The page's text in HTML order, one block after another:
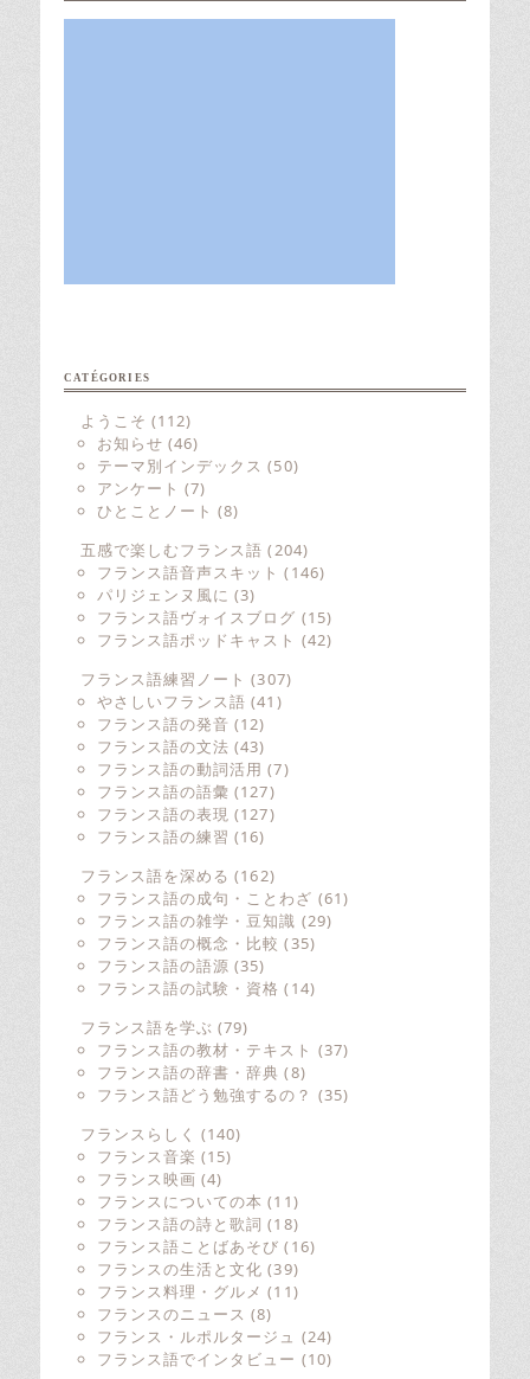
CATÉGORIES
ようこそ (112)
お知らせ (46)
テーマ別インデックス (50)
アンケート (7)
ひとことノート (8)
五感で楽しむフランス語 (204)
フランス語音声スキット (146)
パリジェンヌ風に (3)
フランス語ヴォイスブログ (15)
フランス語ポッドキャスト (42)
フランス語練習ノート (307)
やさしいフランス語 (41)
フランス語の発音 (12)
フランス語の文法 (43)
フランス語の動詞活用 (7)
フランス語の語彙 (127)
フランス語の表現 (127)
フランス語の練習 (16)
フランス語を深める (162)
フランス語の成句・ことわざ (61)
フランス語の雑学・豆知識 (29)
フランス語の概念・比較 (35)
フランス語の語源 (35)
フランス語の試験・資格 (14)
フランス語を学ぶ (79)
フランス語の教材・テキスト (37)
フランス語の辞書・辞典 (8)
フランス語どう勉強するの？ (35)
フランスらしく (140)
フランス音楽 (15)
フランス映画 (4)
フランスについての本 (11)
フランス語の詩と歌詞 (18)
フランス語ことばあそび (16)
フランスの生活と文化 (39)
フランス料理・グルメ (11)
フランスのニュース (8)
フランス・ルポルタージュ (24)
フランス語でインタビュー (10)